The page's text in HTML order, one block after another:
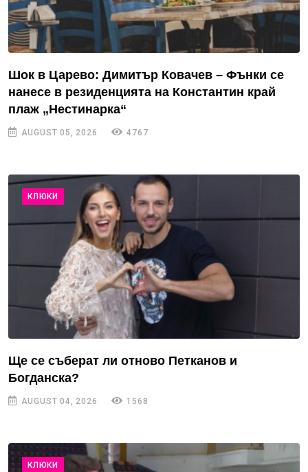
Шок в Царево: Димитър Ковачев – Фънки се
нанесе в резиденцията на Константин край
плаж „Нестинарка“
AUGUST 05, 2026 4767
КЛЮКИ
Ще се съберат ли отново Петканов и
Богданска?
AUGUST 04, 2026 1568
КЛЮКИ